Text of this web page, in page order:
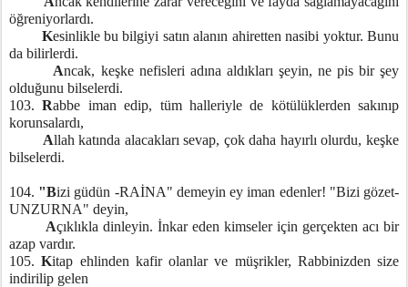
öğreniyorlardı.
Kesinlikle bu bilgiyi satın alanın ahiretten nasibi yoktur. Bunu
da bilirlerdi.
Ancak, keşke nefisleri adına aldıkları şeyin, ne pis bir şey
olduğunu bilselerdi.
103.Rabbe iman edip, tüm halleriyle de kötülüklerden sakınıp
korunsalardı,
Allah katında alacakları sevap, çok daha hayırlı olurdu, keşke
bilselerdi.
104. "Bizi güdün -RAİNA" demeyin ey iman edenler! "Bizi gözet-
UNZURNA" deyin,
Açıklıkla dinleyin. İnkar eden kimseler için gerçekten acı bir
azap vardır.
105.Kitap ehlinden kafir olanlar ve müşrikler, Rabbinizden size
indirilip gelen